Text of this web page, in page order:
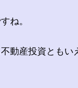
ね。
動産投資ともい